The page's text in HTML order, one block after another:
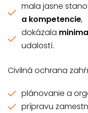
mala jasne
a kompetencie,
dokázala
udalostí.
Civilná ochrana
plánovanie a
prípravu